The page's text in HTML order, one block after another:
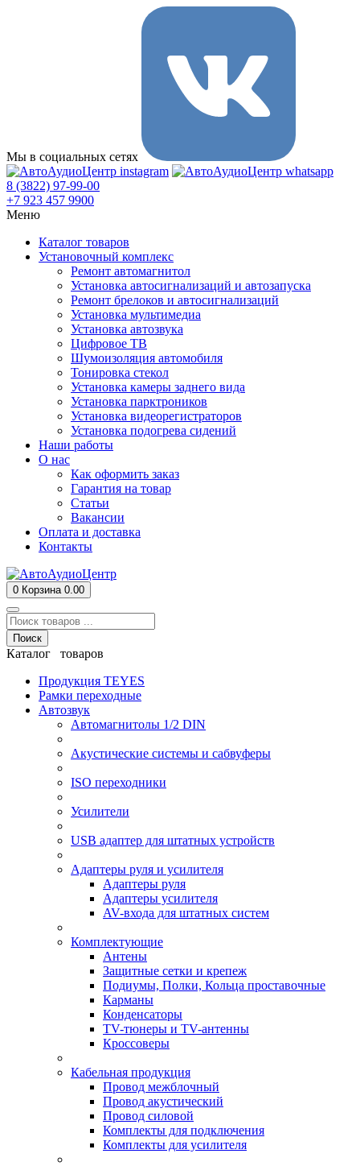
Мы в социальных сетях
8 (3822) 97-99-00
+7 923 457 9900
Меню
Каталог товаров
Установочный комплекс
Ремонт автомагнитол
Установка автосигнализаций и автозапуска
Ремонт брелоков и автосигнализаций
Установка мультимедиа
Установка автозвука
Цифровое ТВ
Шумоизоляция автомобиля
Тонировка стекол
Установка камеры заднего вида
Установка парктроников
Установка видеорегистраторов
Установка подогрева сидений
Наши работы
О нас
Как оформить заказ
Гарантия на товар
Статьи
Вакансии
Оплата и доставка
Контакты
0 Корзина 0.00
Поиск
Каталог товаров
Продукция TEYES
Рамки переходные
Автозвук
Автомагнитолы 1/2 DIN
Акустические системы и сабвуферы
ISO переходники
Усилители
USB адаптер для штатных устройств
Адаптеры руля и усилителя
Адаптеры руля
Адаптеры усилителя
AV-входа для штатных систем
Комплектующие
Антены
Защитные сетки и крепеж
Подиумы, Полки, Кольца проставочные
Карманы
Конденсаторы
TV-тюнеры и TV-антенны
Кроссоверы
Кабельная продукция
Провод межблочный
Провод акустический
Провод силовой
Комплекты для подключения
Комплекты для усилителя